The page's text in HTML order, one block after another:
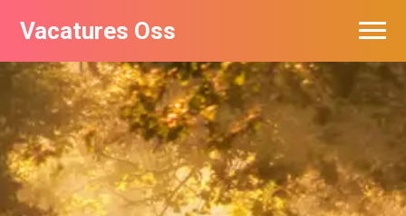
Vacatures Oss